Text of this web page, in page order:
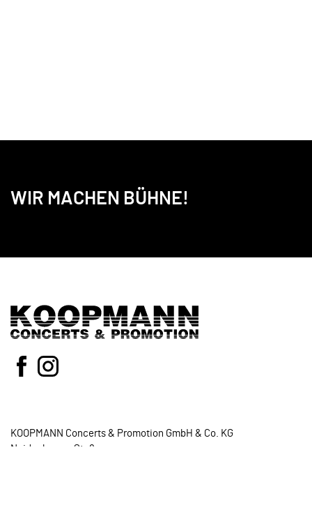
WIR MACHEN BÜHNE!
KOOPMANN Concerts & Promotion GmbH & Co. KG
Neidenburger Str.8